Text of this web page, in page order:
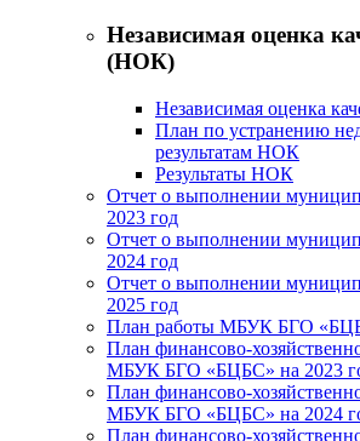
Независимая оценка
(НОК)
Независимая оценка
План по устранению
результатам НОК
Результаты НОК
Отчет о выполнении
2023 год
Отчет о выполнении
2024 год
Отчет о выполнении
2025 год
План работы МБУК БГО
План финансово-
МБУК БГО «БЦБС» на 2023
План финансово-
МБУК БГО «БЦБС» на 2024
План финансово-